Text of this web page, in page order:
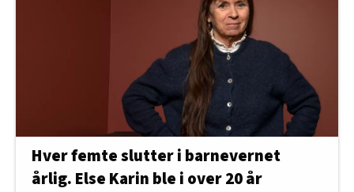
Hver femte slutter i barnevernet
årlig. Else Karin ble i over 20 år